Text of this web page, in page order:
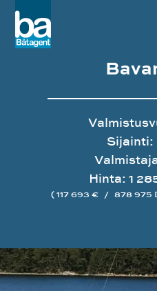
Sijainti:
Hinta: 1
( 117 693 € / 878 975